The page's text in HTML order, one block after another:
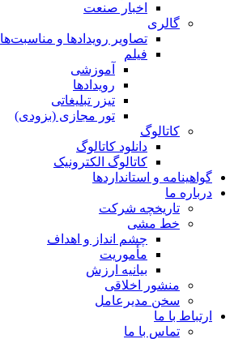
اخبار صنعت
گالری
تصاویر رویدادها و مناسبت‌ها
فیلم
آموزشی
رویدادها
تیزر تبلیغاتی
تور مجازی (بزودی)
کاتالوگ
دانلود کاتالوگ
کاتالوگ الکترونیک
گواهینامه و استانداردها
درباره ما
تاریخچه شرکت
خط مشی
چشم انداز و اهداف
مأموریت
بیانیه ارزش
منشور اخلاقی
سخن مدیرعامل
ارتباط با ما
تماس با ما